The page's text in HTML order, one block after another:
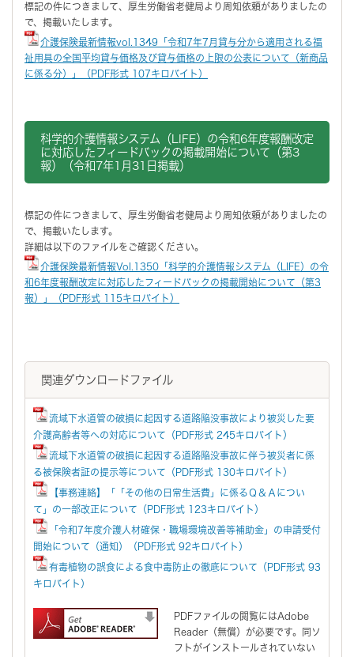
標記の件につきまして、厚生労働省老健局より周知依頼がありましたの
で、掲載いたします。
介護保険最新情報vol.1349「令和7年7月貸与分から適用される福
祉用具の全国平均貸与価格及び貸与価格の上限の公表について（新商品
に係る分）」（PDF形式 107キロバイト）
科学的介護情報システム（LIFE）の令和6年度報酬改定
に対応したフィードバックの掲載開始について（第3
報）（令和7年1月31日掲載）
標記の件につきまして、厚生労働省老健局より周知依頼がありましたの
で、掲載いたします。
詳細は以下のファイルをご確認ください。
介護保険最新情報Vol.1350「科学的介護情報システム（LIFE）の令
和6年度報酬改定に対応したフィードバックの掲載開始について（第3
報）」（PDF形式 115キロバイト）
関連ダウンロードファイル
流域下水道管の破損に起因する道路陥没事故により被災した要
介護高齢者等への対応について（PDF形式 245キロバイト）
流域下水道管の破損に起因する道路陥没事故に伴う被災者に係
る被保険者証の提示等について（PDF形式 130キロバイト）
【事務連絡】「「その他の日常生活費」に係るＱ＆Ａについ
て」の一部改正について（PDF形式 123キロバイト）
「令和7年度介護人材確保・職場環境改善等補助金」の申請受付
開始について（通知）（PDF形式 92キロバイト）
有毒植物の誤食による食中毒防止の徹底について（PDF形式 93
キロバイト）
PDFファイルの閲覧にはAdobe
Reader（無償）が必要です。同ソ
フトがインストールされていない